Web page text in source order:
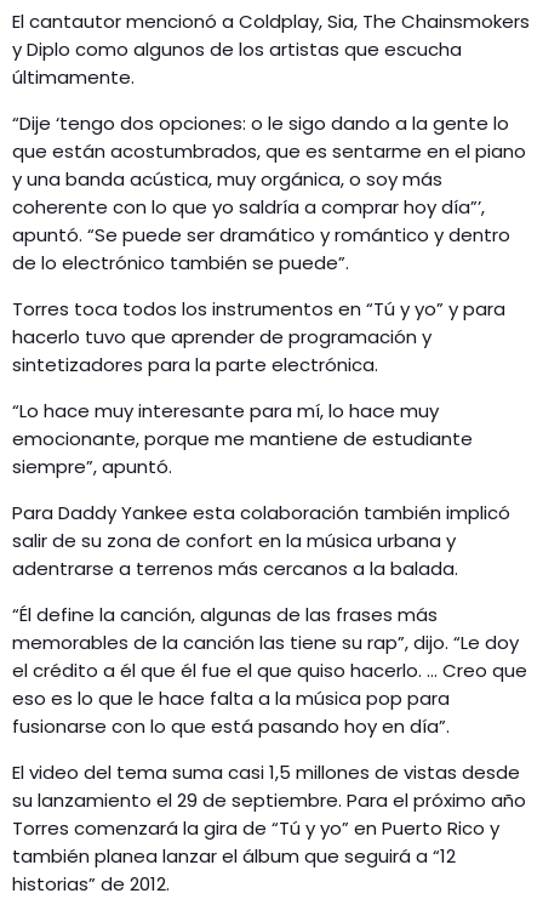
El cantautor mencionó a Coldplay, Sia, The Chainsmokers
y Diplo como algunos de los artistas que escucha
últimamente.
“Dije ‘tengo dos opciones: o le sigo dando a la gente lo
que están acostumbrados, que es sentarme en el piano
y una banda acústica, muy orgánica, o soy más
coherente con lo que yo saldría a comprar hoy día”’,
apuntó. “Se puede ser dramático y romántico y dentro
de lo electrónico también se puede”.
Torres toca todos los instrumentos en “Tú y yo” y para
hacerlo tuvo que aprender de programación y
sintetizadores para la parte electrónica.
“Lo hace muy interesante para mí, lo hace muy
emocionante, porque me mantiene de estudiante
siempre”, apuntó.
Para Daddy Yankee esta colaboración también implicó
salir de su zona de confort en la música urbana y
adentrarse a terrenos más cercanos a la balada.
“Él define la canción, algunas de las frases más
memorables de la canción las tiene su rap”, dijo. “Le doy
el crédito a él que él fue el que quiso hacerlo. … Creo que
eso es lo que le hace falta a la música pop para
fusionarse con lo que está pasando hoy en día”.
El video del tema suma casi 1,5 millones de vistas desde
su lanzamiento el 29 de septiembre. Para el próximo año
Torres comenzará la gira de “Tú y yo” en Puerto Rico y
también planea lanzar el álbum que seguirá a “12
historias” de 2012.